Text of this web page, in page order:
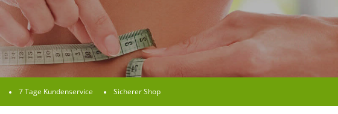
7 Tage Kundenservice Sicherer Shop